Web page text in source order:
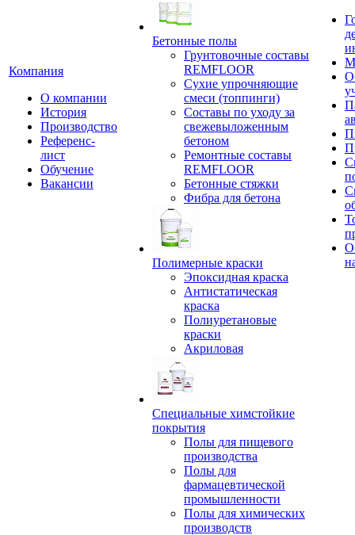
Компания
О компании
История
Производство
Референс-
лист
Обучение
Вакансии
Бетонные полы
Грунтовочные составы
REMFLOOR
Сухие упрочняющие
смеси (топпинги)
Составы по уходу за
свежевыложенным
бетоном
Ремонтные составы
REMFLOOR
Бетонные стяжки
Фибра для бетона
Полимерные краски
Эпоксидная краска
Антистатическая
краска
Полиуретановые
краски
Акриловая
Специальные химстойкие
покрытия
Полы для пищевого
производства
Полы для
фармацевтической
промышленности
Полы для химических
производств